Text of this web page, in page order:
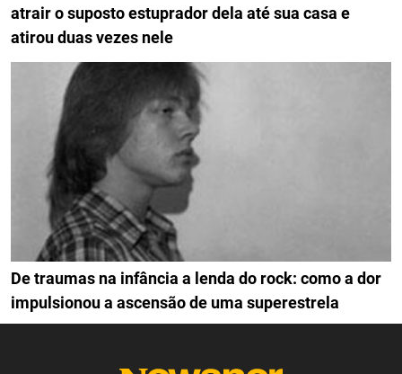
atrair o suposto estuprador dela até sua casa e
atirou duas vezes nele
De traumas na infância a lenda do rock: como a dor
impulsionou a ascensão de uma superestrela